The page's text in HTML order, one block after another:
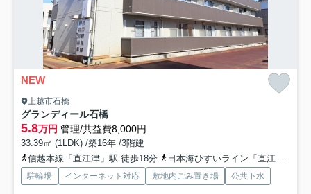
NEW
上越市石橋
グランディール石橋
5.8万円 管理/共益費8,000円
33.39㎡ (1LDK) /築16年 /3階建
信越本線「直江津」駅 徒歩18分
日本海ひすいライン「直江津」駅 徒歩18分車9分 5.0km
駐輪場 インターネット対応 敷地内ごみ置き場 公共下水